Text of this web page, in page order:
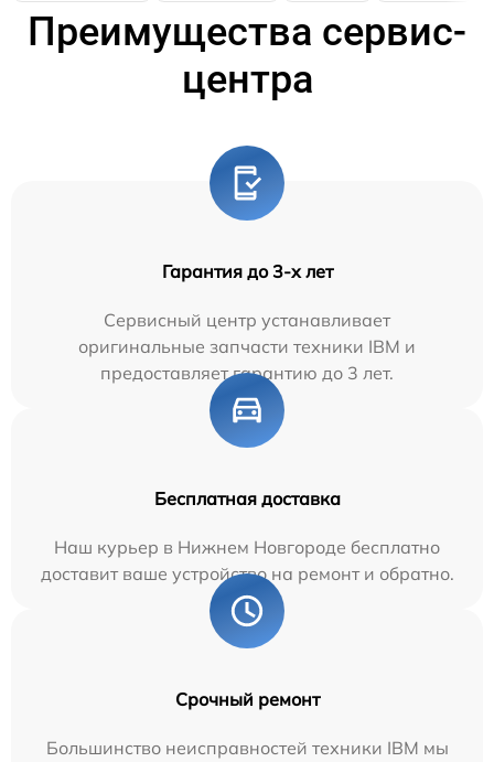
Преимущества сервис-
центра
Гарантия до 3-х лет
Сервисный центр устанавливает
оригинальные запчасти техники IBM и
предоставляет гарантию до 3 лет.
Бесплатная доставка
Наш курьер в Нижнем Новгороде бесплатно
доставит ваше устройство на ремонт и обратно.
Срочный ремонт
Большинство неисправностей техники IBM мы